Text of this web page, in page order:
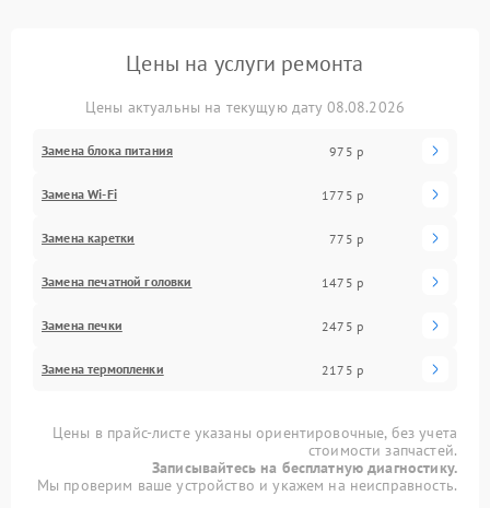
Цены на услуги ремонта
Цены актуальны на текущую дату 08.08.2026
Замена блока питания 975 р
Замена Wi-Fi 1775 р
Замена каретки 775 р
Замена печатной головки 1475 р
Замена печки 2475 р
Замена термопленки 2175 р
Цены в прайс-листе указаны ориентировочные, без учета
стоимости запчастей.
Записывайтесь на бесплатную диагностику.
Мы проверим ваше устройство и укажем на неисправность.